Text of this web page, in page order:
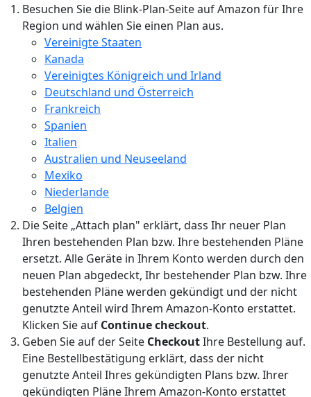
Besuchen Sie die Blink-Plan-Seite auf Amazon für Ihre
Region und wählen Sie einen Plan aus.
Vereinigte Staaten
Kanada
Vereinigtes Königreich und Irland
Deutschland und Österreich
Frankreich
Spanien
Italien
Australien und Neuseeland
Mexiko
Niederlande
Belgien
Die Seite „Attach plan" erklärt, dass Ihr neuer Plan
Ihren bestehenden Plan bzw. Ihre bestehenden Pläne
ersetzt. Alle Geräte in Ihrem Konto werden durch den
neuen Plan abgedeckt, Ihr bestehender Plan bzw. Ihre
bestehenden Pläne werden gekündigt und der nicht
genutzte Anteil wird Ihrem Amazon-Konto erstattet.
Klicken Sie auf Continue checkout.
Geben Sie auf der Seite CheckoutIhre Bestellung auf.
Eine Bestellbestätigung erklärt, dass der nicht
genutzte Anteil Ihres gekündigten Plans bzw. Ihrer
gekündigten Pläne Ihrem Amazon-Konto erstattet